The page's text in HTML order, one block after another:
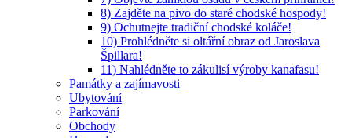
8) Zajděte na pivo do staré chodské hospody!
9) Ochutnejte tradiční chodské koláče!
10) Prohlédněte si oltářní obraz od Jaroslava
Špillara!
11) Nahlédněte to zákulisí výroby kanafasu!
Památky a zajímavosti
Ubytování
Parkování
Obchody